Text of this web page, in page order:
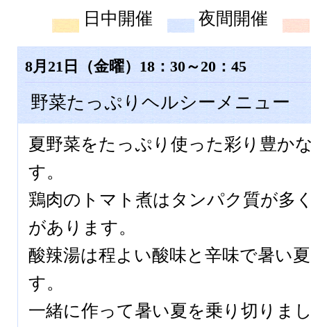
日中開催 夜間開催
8月21日（金曜）18：30～20：45
野菜たっぷりヘルシーメニュー
夏野菜をたっぷり使った彩り豊か
す。
鶏肉のトマト煮はタンパク質が多
があります。
酸辣湯は程よい酸味と辛味で暑い
す。
一緒に作って暑い夏を乗り切りま